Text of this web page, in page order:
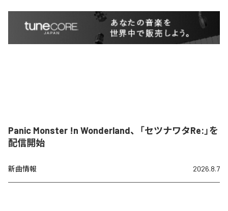
Panic Monster !n Wonderland、「セツナワタRe:」を
配信開始
新曲情報 2026.8.7